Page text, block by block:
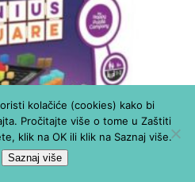
u korpu
kolačiće (cookies) kako bi
Pročitajte više o tome u Zaštiti
klik na OK ili klik na Saznaj više.
Saznaj više